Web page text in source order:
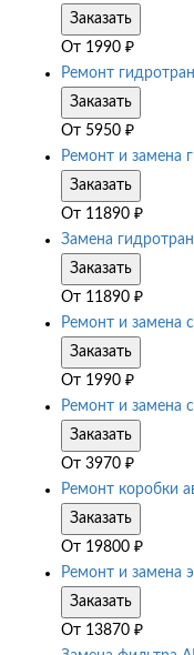
Заказать
От 1990 ₽
Ремонт
Заказать
От 5950 ₽
Ремонт и замена
Заказать
От 11890 ₽
Замена
Заказать
От 11890 ₽
Ремонт и замена
Заказать
От 1990 ₽
Ремонт и замена
Заказать
От 3970 ₽
Ремонт коробки
Заказать
От 19800 ₽
Ремонт и замена
Заказать
От 13870 ₽